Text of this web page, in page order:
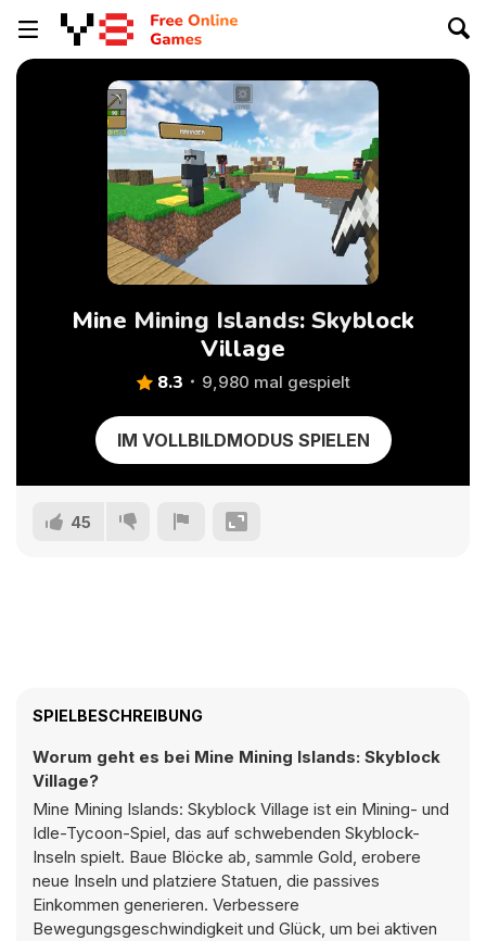
Mine Mining Islands: Skyblock
Village
8.3 9,980 mal gespielt
IM VOLLBILDMODUS SPIELEN
45
SPIELBESCHREIBUNG
Worum geht es bei Mine Mining Islands: Skyblock
Village?
Mine Mining Islands: Skyblock Village ist ein Mining- und
Idle-Tycoon-Spiel, das auf schwebenden Skyblock-
Inseln spielt. Baue Blöcke ab, sammle Gold, erobere
neue Inseln und platziere Statuen, die passives
Einkommen generieren. Verbessere
Bewegungsgeschwindigkeit und Glück, um bei aktiven